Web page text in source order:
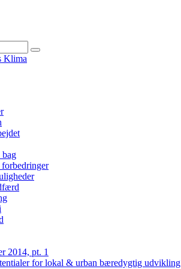
2014, pt. 1
for lokal & urban bæredygtig